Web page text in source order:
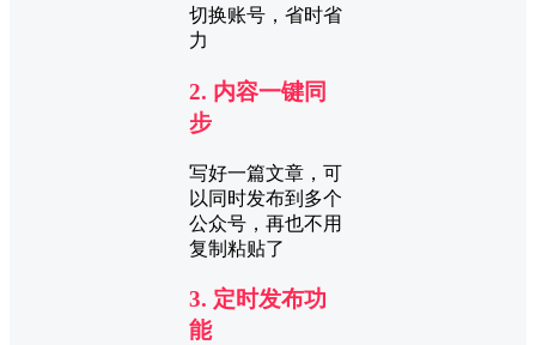
切换账号，省时省
力
2. 内容一键同
步
写好一篇文章，可
以同时发布到多个
公众号，再也不用
复制粘贴了
3. 定时发布功
能